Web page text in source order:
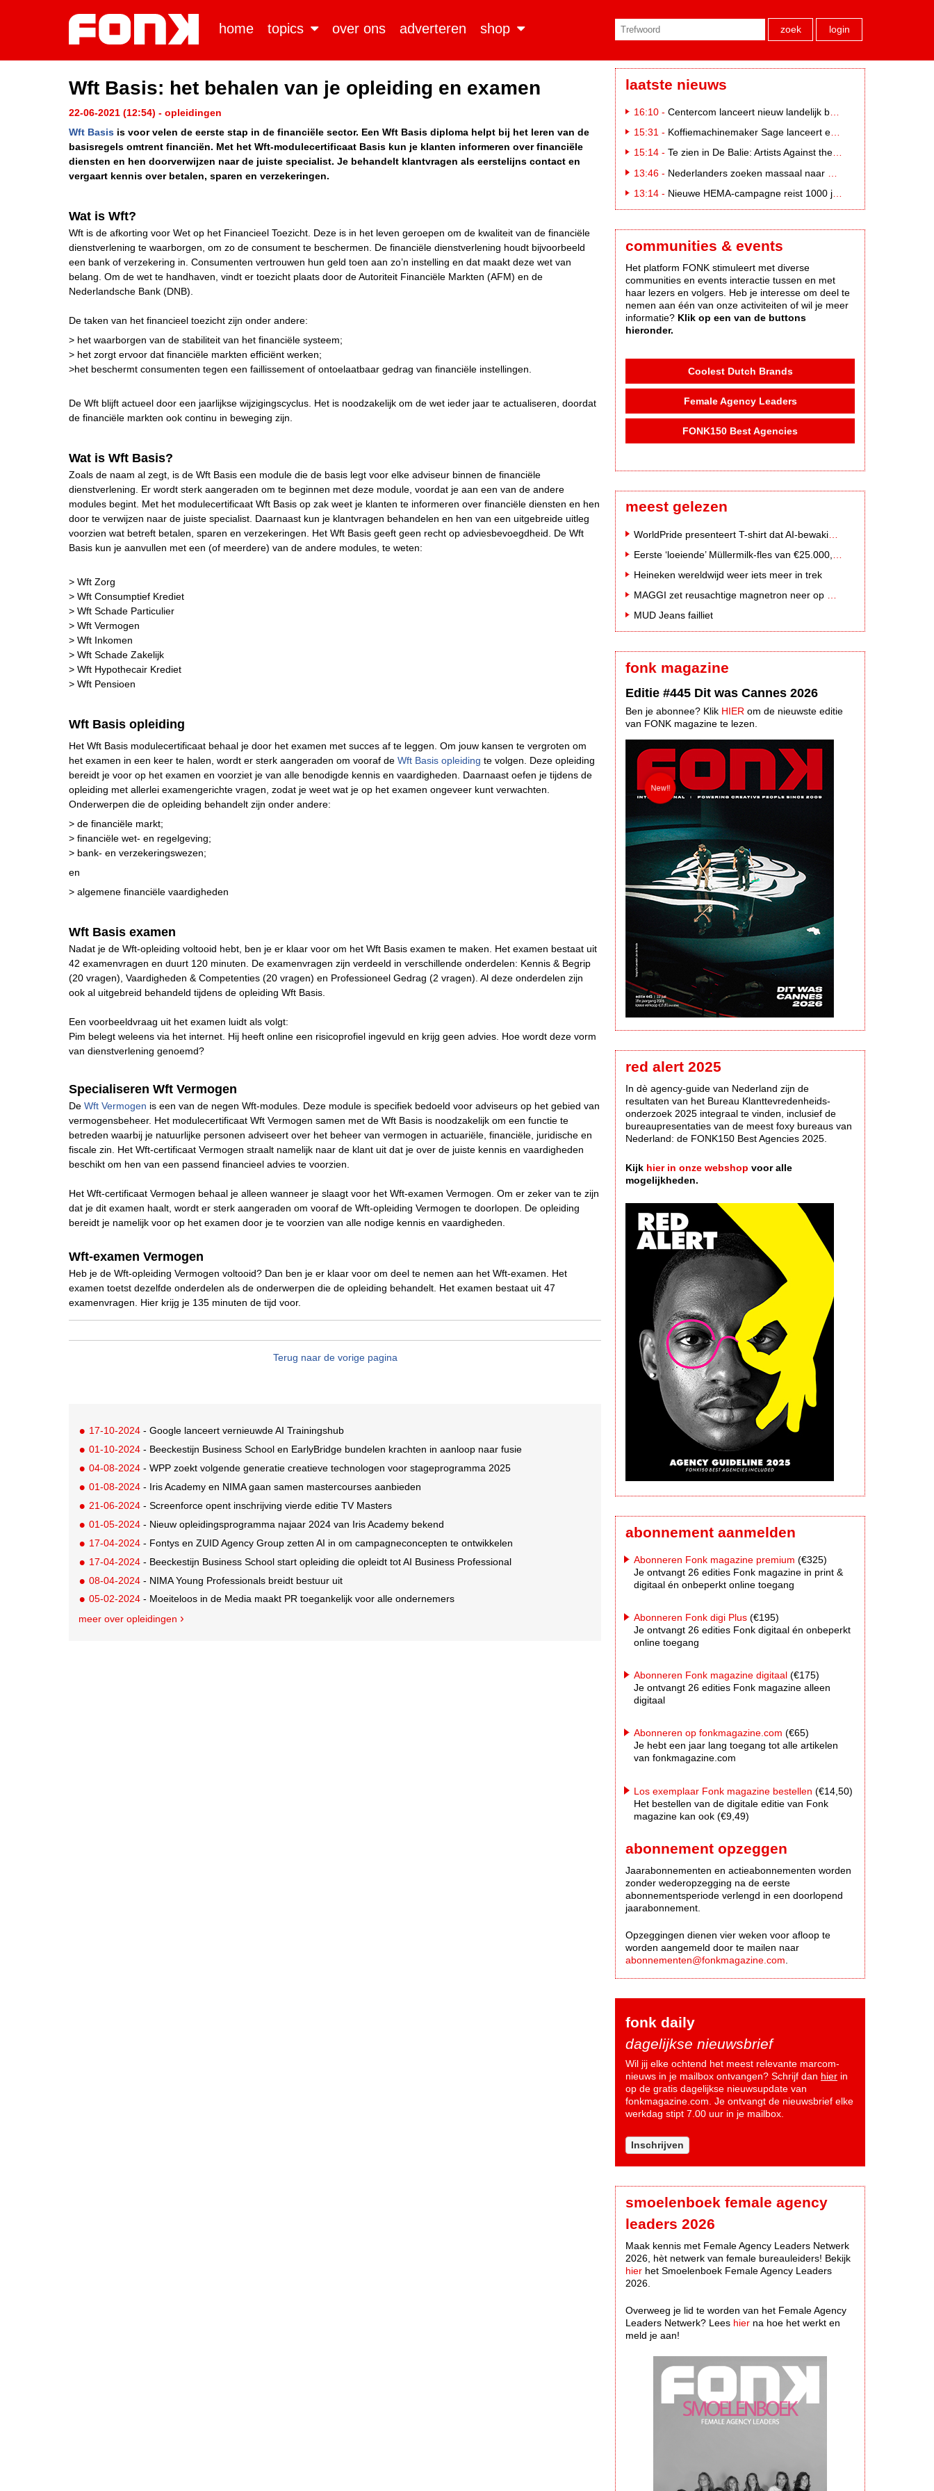
home topics over ons adverteren shop zoek login
Wft Basis: het behalen van je opleiding en examen
22-06-2021 (12:54) - opleidingen
Wft Basis is voor velen de eerste stap in de financiële sector. Een Wft Basis diploma helpt bij het leren van de
basisregels omtrent financiën. Met het Wft-modulecertificaat Basis kun je klanten informeren over financiële
diensten en hen doorverwijzen naar de juiste specialist. Je behandelt klantvragen als eerstelijns contact en
vergaart kennis over betalen, sparen en verzekeringen.
Wat is Wft?
Wft is de afkorting voor Wet op het Financieel Toezicht. Deze is in het leven geroepen om de kwaliteit van de financiële
dienstverlening te waarborgen, om zo de consument te beschermen. De financiële dienstverlening houdt bijvoorbeeld
een bank of verzekering in. Consumenten vertrouwen hun geld toen aan zo’n instelling en dat maakt deze wet van
belang. Om de wet te handhaven, vindt er toezicht plaats door de Autoriteit Financiële Markten (AFM) en de
Nederlandsche Bank (DNB).
De taken van het financieel toezicht zijn onder andere:
> het waarborgen van de stabiliteit van het financiële systeem;
> het zorgt ervoor dat financiële markten efficiënt werken;
>het beschermt consumenten tegen een faillissement of ontoelaatbaar gedrag van financiële instellingen.
De Wft blijft actueel door een jaarlijkse wijzigingscyclus. Het is noodzakelijk om de wet ieder jaar te actualiseren, doordat
de financiële markten ook continu in beweging zijn.
Wat is Wft Basis?
Zoals de naam al zegt, is de Wft Basis een module die de basis legt voor elke adviseur binnen de financiële
dienstverlening. Er wordt sterk aangeraden om te beginnen met deze module, voordat je aan een van de andere
modules begint. Met het modulecertificaat Wft Basis op zak weet je klanten te informeren over financiële diensten en hen
door te verwijzen naar de juiste specialist. Daarnaast kun je klantvragen behandelen en hen van een uitgebreide uitleg
voorzien wat betreft betalen, sparen en verzekeringen. Het Wft Basis geeft geen recht op adviesbevoegdheid. De Wft
Basis kun je aanvullen met een (of meerdere) van de andere modules, te weten:
> Wft Zorg
> Wft Consumptief Krediet
> Wft Schade Particulier
> Wft Vermogen
> Wft Inkomen
> Wft Schade Zakelijk
> Wft Hypothecair Krediet
> Wft Pensioen
Wft Basis opleiding
Het Wft Basis modulecertificaat behaal je door het examen met succes af te leggen. Om jouw kansen te vergroten om
het examen in een keer te halen, wordt er sterk aangeraden om vooraf de Wft Basis opleiding te volgen. Deze opleiding
bereidt je voor op het examen en voorziet je van alle benodigde kennis en vaardigheden. Daarnaast oefen je tijdens de
opleiding met allerlei examengerichte vragen, zodat je weet wat je op het examen ongeveer kunt verwachten.
Onderwerpen die de opleiding behandelt zijn onder andere:
> de financiële markt;
> financiële wet- en regelgeving;
> bank- en verzekeringswezen;
en
> algemene financiële vaardigheden
Wft Basis examen
Nadat je de Wft-opleiding voltooid hebt, ben je er klaar voor om het Wft Basis examen te maken. Het examen bestaat uit
42 examenvragen en duurt 120 minuten. De examenvragen zijn verdeeld in verschillende onderdelen: Kennis & Begrip
(20 vragen), Vaardigheden & Competenties (20 vragen) en Professioneel Gedrag (2 vragen). Al deze onderdelen zijn
ook al uitgebreid behandeld tijdens de opleiding Wft Basis.
Een voorbeeldvraag uit het examen luidt als volgt:
Pim belegt weleens via het internet. Hij heeft online een risicoprofiel ingevuld en krijg geen advies. Hoe wordt deze vorm
van dienstverlening genoemd?
Specialiseren Wft Vermogen
De Wft Vermogen is een van de negen Wft-modules. Deze module is specifiek bedoeld voor adviseurs op het gebied van
vermogensbeheer. Het modulecertificaat Wft Vermogen samen met de Wft Basis is noodzakelijk om een functie te
betreden waarbij je natuurlijke personen adviseert over het beheer van vermogen in actuariële, financiële, juridische en
fiscale zin. Het Wft-certificaat Vermogen straalt namelijk naar de klant uit dat je over de juiste kennis en vaardigheden
beschikt om hen van een passend financieel advies te voorzien.
Het Wft-certificaat Vermogen behaal je alleen wanneer je slaagt voor het Wft-examen Vermogen. Om er zeker van te zijn
dat je dit examen haalt, wordt er sterk aangeraden om vooraf de Wft-opleiding Vermogen te doorlopen. De opleiding
bereidt je namelijk voor op het examen door je te voorzien van alle nodige kennis en vaardigheden.
Wft-examen Vermogen
Heb je de Wft-opleiding Vermogen voltooid? Dan ben je er klaar voor om deel te nemen aan het Wft-examen. Het
examen toetst dezelfde onderdelen als de onderwerpen die de opleiding behandelt. Het examen bestaat uit 47
examenvragen. Hier krijg je 135 minuten de tijd voor.
Terug naar de vorige pagina
17-10-2024 - Google lanceert vernieuwde AI Trainingshub
01-10-2024 - Beeckestijn Business School en EarlyBridge bundelen krachten in aanloop naar fusie
04-08-2024 - WPP zoekt volgende generatie creatieve technologen voor stageprogramma 2025
01-08-2024 - Iris Academy en NIMA gaan samen mastercourses aanbieden
21-06-2024 - Screenforce opent inschrijving vierde editie TV Masters
01-05-2024 - Nieuw opleidingsprogramma najaar 2024 van Iris Academy bekend
17-04-2024 - Fontys en ZUID Agency Group zetten AI in om campagneconcepten te ontwikkelen
17-04-2024 - Beeckestijn Business School start opleiding die opleidt tot AI Business Professional
08-04-2024 - NIMA Young Professionals breidt bestuur uit
05-02-2024 - Moeiteloos in de Media maakt PR toegankelijk voor alle ondernemers
meer over opleidingen
laatste nieuws
16:10 - Centercom lanceert nieuw landelijk buitereclamenetwerk: City Cubes
15:31 - Koffiemachinemaker Sage lanceert e-commerceplatform voor koffieliefhebbers
15:14 - Te zien in De Balie: Artists Against the Kremlin III
13:46 - Nederlanders zoeken massaal naar eclipsbrillen op Marktplaats
13:14 - Nieuwe HEMA-campagne reist 1000 jaar terug in de tijd naar 'Hemastein'
communities & events
Het platform FONK stimuleert met diverse
communities en events interactie tussen en met
haar lezers en volgers. Heb je interesse om deel te
nemen aan één van onze activiteiten of wil je meer
informatie? Klik op een van de buttons
hieronder.
Coolest Dutch Brands
Female Agency Leaders
FONK150 Best Agencies
meest gelezen
Heineken wereldwijd weer iets meer in trek
MUD Jeans failliet
fonk magazine
Editie #445 Dit was Cannes 2026
Ben je abonnee? Klik HIER om de nieuwste editie
van FONK magazine te lezen.
red alert 2025
In dè agency-guide van Nederland zijn de
resultaten van het Bureau Klanttevredenheids-
onderzoek 2025 integraal te vinden, inclusief de
bureaupresentaties van de meest foxy bureaus van
Nederland: de FONK150 Best Agencies 2025.
Kijk hier in onze webshop voor alle
mogelijkheden.
abonnement aanmelden
Abonneren Fonk magazine premium (€325)
Je ontvangt 26 edities Fonk magazine in print &
digitaal én onbeperkt online toegang
Abonneren Fonk digi Plus (€195)
Je ontvangt 26 edities Fonk digitaal én onbeperkt
online toegang
Abonneren Fonk magazine digitaal (€175)
Je ontvangt 26 edities Fonk magazine alleen
digitaal
Abonneren op fonkmagazine.com (€65)
Je hebt een jaar lang toegang tot alle artikelen
van fonkmagazine.com
Los exemplaar Fonk magazine bestellen (€14,50)
Het bestellen van de digitale editie van Fonk
magazine kan ook (€9,49)
abonnement opzeggen
Jaarabonnementen en actieabonnementen worden
zonder wederopzegging na de eerste
abonnementsperiode verlengd in een doorlopend
jaarabonnement.
Opzeggingen dienen vier weken voor afloop te
worden aangemeld door te mailen naar
abonnementen@fonkmagazine.com
fonk daily
dagelijkse nieuwsbrief
Wil jij elke ochtend het meest relevante marcom-
nieuws in je mailbox ontvangen? Schrijf dan hier in
op de gratis dagelijkse nieuwsupdate van
fonkmagazine.com. Je ontvangt de nieuwsbrief elke
werkdag stipt 7.00 uur in je mailbox.
Inschrijven
smoelenboek female agency
leaders 2026
Maak kennis met Female Agency Leaders Netwerk
2026, hèt netwerk van female bureauleiders! Bekijk
hier het Smoelenboek Female Agency Leaders
2026.
Overweeg je lid te worden van het Female Agency
Leaders Netwerk? Lees hier na hoe het werkt en
meld je aan!